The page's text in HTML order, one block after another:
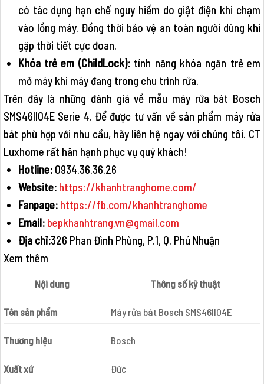
có tác dụng hạn chế nguy hiểm do giật điện khi chạm
vào lồng máy. Đồng thời bảo vệ an toàn người dùng khi
gặp thời tiết cực đoan.
Khóa trẻ em (ChildLock):tính năng khóa ngăn trẻ em
mở máy khi máy đang trong chu trình rửa.
Trên đây là những đánh giá về mẫu máy rửa bát Bosch
SMS46II04E Serie 4. Để được tư vấn về sản phẩm máy rửa
bát phù hợp với nhu cầu, hãy liên hệ ngay với chúng tôi. CT
Luxhome rất hân hạnh phục vụ quý khách!
Hotline:0934.36.36.26
Website:https://khanhtranghome.com/
Fanpage:https://fb.com/khanhtranghome
Email: bepkhanhtrang.vn@gmail.com
Địa chỉ:326 Phan Đình Phùng, P.1, Q. Phú Nhuận
Xem thêm
Nội dung Thông số kỹ thuật
Tên sản phẩm Máy rửa bát Bosch SMS46II04E
Thương hiệu Bosch
Xuất xứ Đức